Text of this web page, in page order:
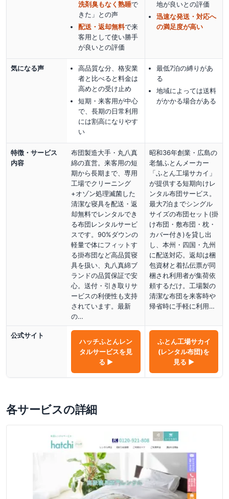
洗剤臭もなく熟睡で
きた」 との声
配送・返却無料で来
客用として使い勝手
が良いとの評価
地が良いとの評価
迅速な発送・対応へ
の満足度が高い
気になる声
高品質な分、格安業
者と比べると料金は
高めとの受け止め
短期・来客用が中心
で、長期の日常利用
には割高になりやす
い
最低7泊の縛りがあ
る
地域によっては送料
がかかる場合がある
特徴・サービス
内容
布団製造大手・丸八真
綿の直営。来客用の短
期から長期まで、専用
工場でクリーニング
+オゾン処理滅菌した
清潔な寝具を配送・返
却無料でレンタルでき
る布団レンタルサービ
スです。90%ダウンの
軽量で体にフィットす
る掛布団など高品質寝
具を扱い、丸八真綿ブ
ランドの品質保証で安
心。送付・引き取りサ
ービスの利便性も支持
されています。最新
の…
昭和36年創業・広島の
老舗ふとんメーカー
「ふとん工場サカイ」
が提供する短期向けレ
ンタル布団サービス。
最大7泊までシングル
サイズの布団セット(掛
け布団・敷布団・枕・
カバー付き)を貸し出
し、本州・四国・九州
に配送対応。返却は梱
包資材と着払伝票が同
梱され利用者が集荷依
頼するだけ。工場製の
清潔な布団を来客時や
帰省時に手軽に利用…
公式サイト
ハッチふとんレン
タルサービスを見
る ▶
ふとん工場サカイ
(レンタル布団)を
見る ▶
各サービスの詳細